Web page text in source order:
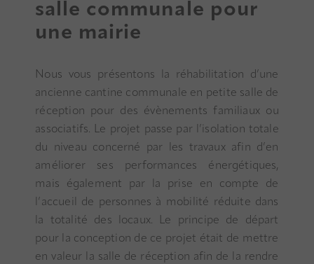
salle communale pour
une mairie
Nous vous présentons la réhabilitation d’une
ancienne cantine communale en petite salle de
réception pour des évènements familiaux ou
associatifs. Le projet passe par l’isolation totale
du niveau concerné par les travaux afin d’en
améliorer ses performances énergétiques,
mais également par la prise en compte de
l’accueil de personnes à mobilité réduite dans
la totalité des locaux. Le principe de départ
pour la conception de ce projet était de mettre
en valeur la salle de réception afin de la rendre